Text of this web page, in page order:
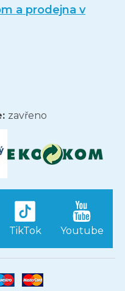
a prodejna v
zavřeno
TikTok Youtube